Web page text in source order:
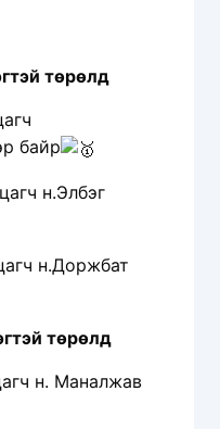
төрөлд
байр
н.Элбэг
н.Доржбат
төрөлд
н. Маналжав